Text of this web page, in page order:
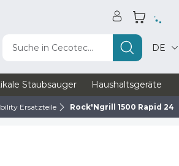
Suche in Cecotec... DE
Staubsauger Haushaltsgeräte
Ersatzteile Rock'Ngrill 1500 Rapid